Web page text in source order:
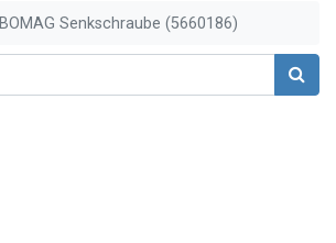
BOMAG Senkschraube (5660186)